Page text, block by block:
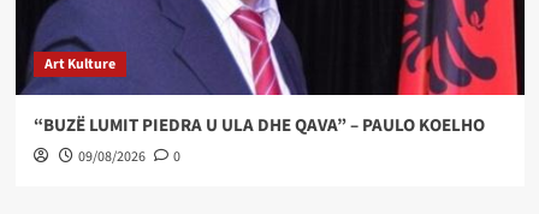
Art Kulture
“BUZË LUMIT PIEDRA U ULA DHE QAVA” – PAULO KOELHO
09/08/2026 0